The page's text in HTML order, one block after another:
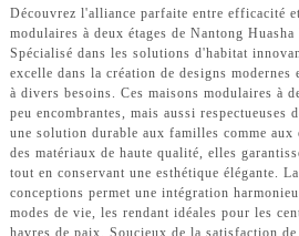
Découvrez l'alliance parfaite entre efficacité
modulaires à deux étages de Nantong
Spécialisé dans les solutions d'habitat
excelle dans la création de designs modernes
à divers besoins. Ces maisons modulaires à
peu encombrantes, mais aussi respectueuses
une solution durable aux familles comme aux
des matériaux de haute qualité, elles
tout en conservant une esthétique élégante.
conceptions permet une intégration
modes de vie, les rendant idéales pour les